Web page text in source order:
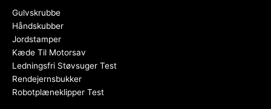
Gulvskrubbe
Håndskubber
Jordstamper
Kæde Til Motorsav
Ledningsfri Støvsuger Test
Rendejernsbukker
Robotplæneklipper Test